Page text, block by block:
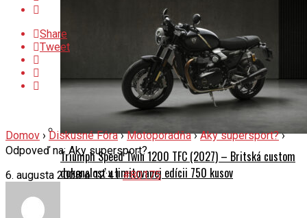
Triumph Speed Twin 1200 TFC (2027) – Britská custom
dokonalosť v limitovanej edícii 750 kusov
Share
Tweet
Domov › Diskusné Fóra › Motoporadňa › Aky supersport? ›
Odpoveď na: Aky supersport?
6. augusta 2008 o 12:41 #80175